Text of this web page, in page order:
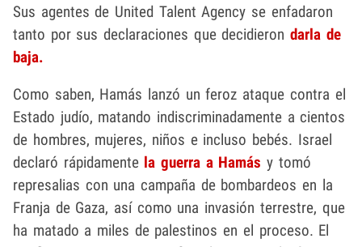
Sus agentes de United Talent Agency se enfadaron
tanto por sus declaraciones que decidierondarla de
baja.
Como saben, Hamás lanzó un feroz ataque contra el
Estado judío, matando indiscriminadamente a cientos
de hombres, mujeres, niños e incluso bebés. Israel
declaró rápidamentela guerra a Hamás y tomó
represalias con una campaña de bombardeos en la
Franja de Gaza, así como una invasión terrestre, que
ha matado a miles de palestinos en el proceso. El